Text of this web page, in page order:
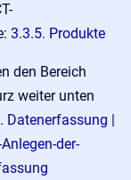
3.3.5. Produkte
den Bereich
weiter unten
Datenerfassung |
der-